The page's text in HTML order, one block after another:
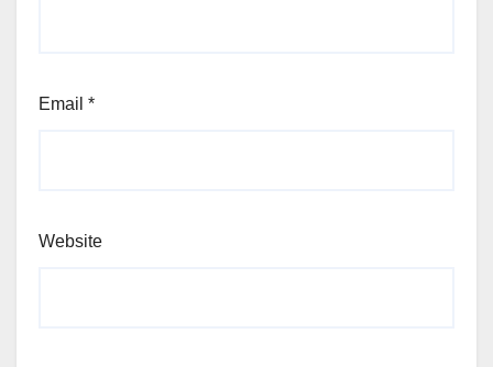
Email *
Website